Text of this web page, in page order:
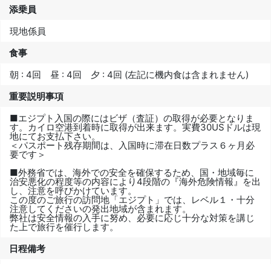
添乗員
現地係員
食事
朝 : 4回 昼 : 4回 夕 : 4回 (左記に機内食は含まれません)
重要説明事項
■エジプト入国の際にはビザ（査証）の取得が必要となりま
す。カイロ空港到着時に取得が出来ます。実費30USドルは現
地にてお支払下さい。
＜パスポート残存期間は、入国時に滞在日数プラス６ヶ月必
要です＞
■外務省では、海外での安全を確保するため、国・地域毎に
治安悪化の程度等の内容により4段階の『海外危険情報』を出
し、注意を呼びかけています。
この度のご旅行の訪問地「エジプト」では、レベル１・十分
注意してくださいの発出地域が含まれます。
弊社は安全情報の入手に努め、必要に応じ十分な対策を講じ
た上で旅行を催行します。
日程備考